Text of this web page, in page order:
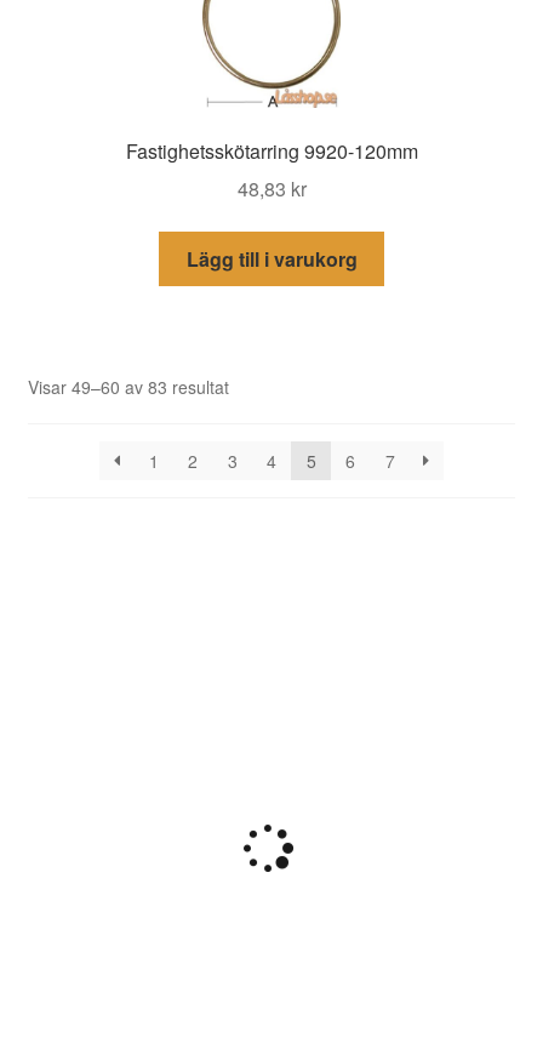
Fastighetsskötarring 9920-120mm
48,83 kr
Lägg till i varukorg
Visar 49–60 av 83 resultatSortera
1
2 3 4 5 6 7